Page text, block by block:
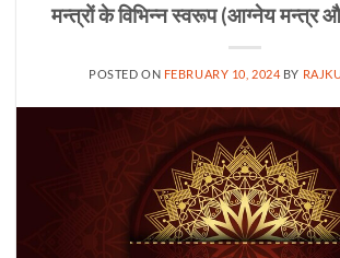
मन्त्रों के विभिन्न स्वरूप (आग्नेय मन्त्र
POSTED ON FEBRUARY 10, 2024 BY